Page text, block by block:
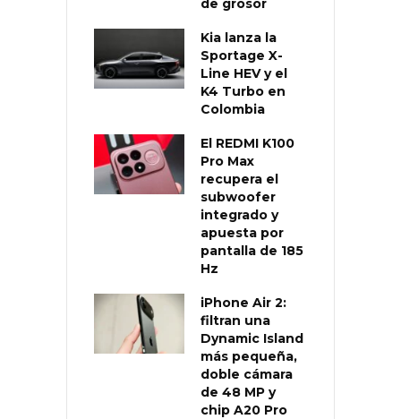
Kia lanza la
Sportage X-
Line HEV y el
K4 Turbo en
Colombia
El REDMI K100
Pro Max
recupera el
subwoofer
integrado y
apuesta por
pantalla de 185
Hz
iPhone Air 2:
filtran una
Dynamic Island
más pequeña,
doble cámara
de 48 MP y
chip A20 Pro